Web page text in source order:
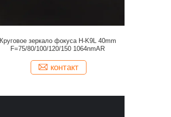
Круговое зеркало фокуса H-K9L 40mm
F=75/80/100/120/150 1064nmAR
контакт